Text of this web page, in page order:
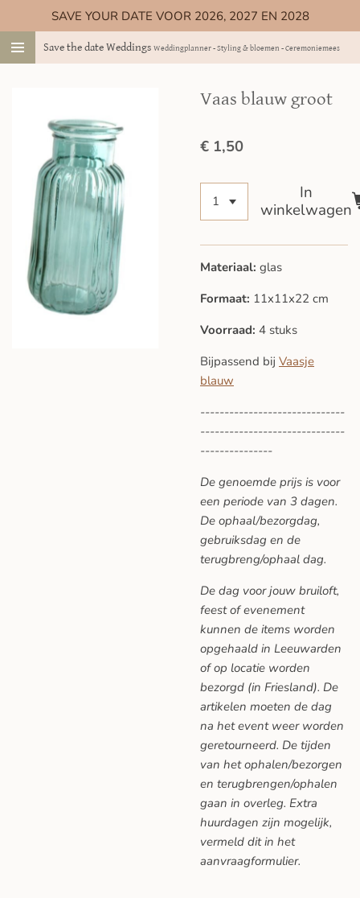
direct
naar
Save the date Weddings Weddingplanner - Styling & bloemen - Ceremoniemeester
SAVE YOUR DATE VOOR 2026, 2027 EN 2028
Vaas blauw groot
€ 1,50
In
winkelwagen
Materiaal: glas
Formaat: 11x11x22 cm
Voorraad: 4 stuks
Bijpassend bij Vaasje
blauw
------------------------------
------------------------------
---------------
De genoemde prijs is voor
een periode van 3 dagen.
De ophaal/bezorgdag,
gebruiksdag en de
terugbreng/ophaal dag.
De dag voor jouw bruiloft,
feest of evenement
kunnen de items worden
opgehaald in Leeuwarden
of op locatie worden
bezorgd (in Friesland). De
artikelen moeten de dag
na het event weer worden
geretourneerd. De tijden
van het ophalen/bezorgen
en terugbrengen/ophalen
gaan in overleg. Extra
huurdagen zijn mogelijk,
vermeld dit in het
aanvraagformulier.